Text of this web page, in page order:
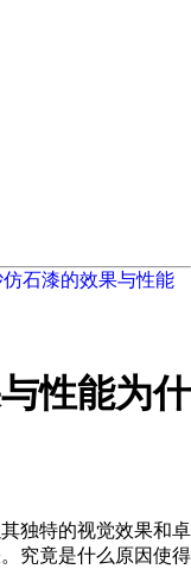
仿石漆的效果与性能
性能为什
其独特的视觉效果和卓
究竟是什么原因使得